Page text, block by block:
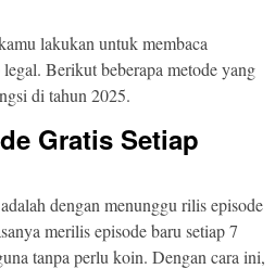
lakukan untuk membaca
Berikut beberapa metode yang
di tahun 2025.
Gratis Setiap
dengan menunggu rilis episode
merilis episode baru setiap 7
tanpa perlu koin. Dengan cara ini,